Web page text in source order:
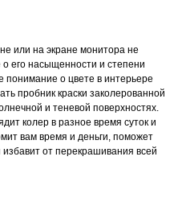
или на экране монитора не
о его насыщенности и степени
понимание о цвете в интерьере
пробник краски заколерованной
и теневой поверхностях.
колер в разное время суток и
вам время и деньги, поможет
от перекрашивания всей